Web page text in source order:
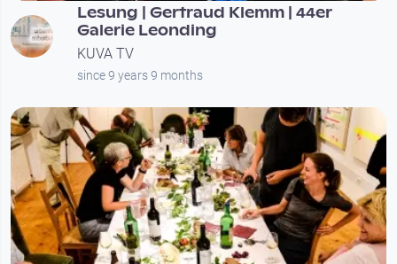
Lesung | Gertraud Klemm | 44er
Galerie Leonding
KUVA TV
since 9 years 9 months